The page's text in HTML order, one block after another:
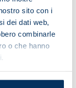
sito con i
dei dati web,
combinarle
o che hanno
a group and
work harder
we still want to